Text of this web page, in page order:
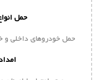
حمل
حمل خودروهای داخلی